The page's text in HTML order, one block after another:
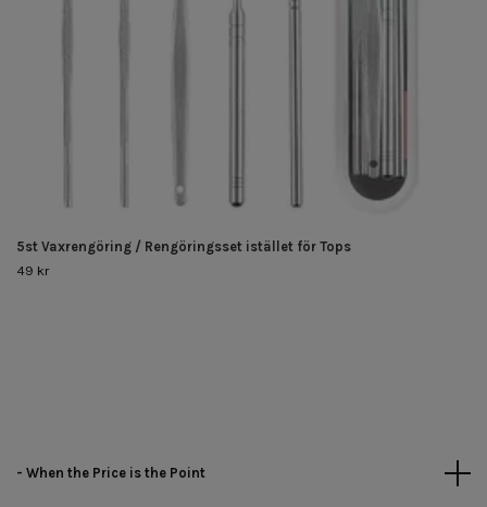
5st Vaxrengöring / Rengöringsset istället för Tops
49 kr
- When the Price is the Point